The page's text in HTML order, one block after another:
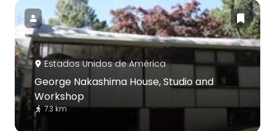
Estados Unidos de América
George Nakashima House, Studio and
Workshop
7.3 km